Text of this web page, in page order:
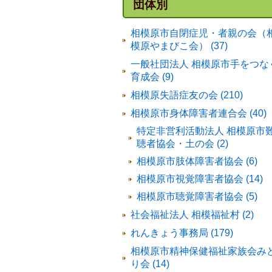
団体別
相模原市自閉症児・者親の会（
模原やまびこ会） (37)
一般社団法人 相模原市手をつな
育成会 (9)
相模原失語症友の会 (210)
相模原市身体障害者連合会 (40)
特定非営利活動法人 相模原市
聴者協会・土の会 (2)
相模原市肢体障害者協会 (6)
相模原市視覚障害者協会 (14)
相模原市聴覚障害者協会 (5)
社会福祉法人 相模福祉村 (2)
れんきょう事務局 (179)
相模原市精神保健福祉家族会み
り会 (14)